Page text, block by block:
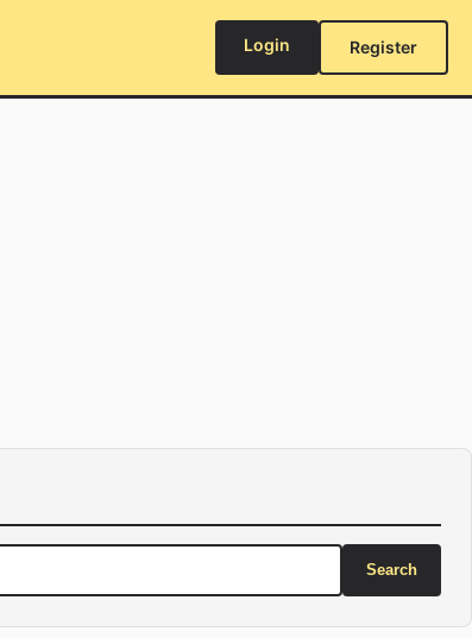
Login Register